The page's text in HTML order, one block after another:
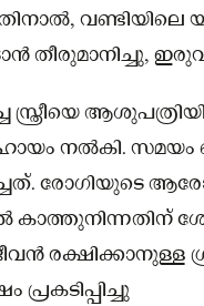
വണ്ടിയിലെ
തീരുമാനിച്ചു,
സ്ത്രീയെ
നൽകി. സമയം
രോഗിയുടെ
കാത്തുനിന്നതിന്
രക്ഷിക്കാനുള്ള